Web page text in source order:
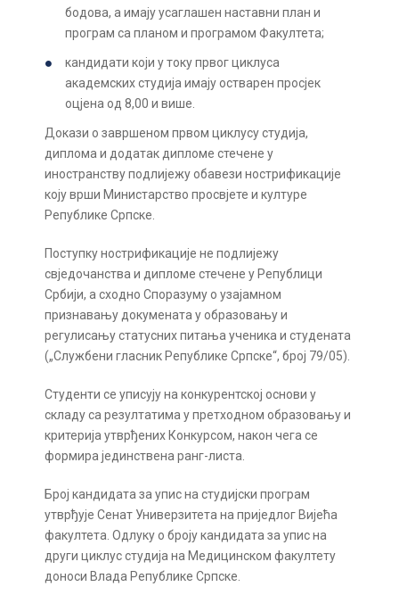
бодова, а имају усаглашен наставни план и
програм са планом и програмом Факултета;
кандидати који у току првог циклуса
академских студија имају остварен просјек
оцјена од 8,00 и више.
Докази о завршеном првом циклусу студија,
диплома и додатак дипломе стечене у
иностранству подлијежу обавези нострификације
коју врши Министарство просвјете и културе
Републике Српске.
Поступку нострификације не подлијежу
свједочанства и дипломе стечене у Републици
Србији, а сходно Споразуму о узајамном
признавању докумената у образовању и
регулисању статусних питања ученика и студената
(„Службени гласник Републике Српске“, број 79/05).
Студенти се уписују на конкурентској основи у
складу са резултатима у претходном образовању и
критерија утврђених Конкурсом, након чега се
формира јединствена ранг-листа.
Број кандидата за упис на студијски програм
утврђује Сенат Универзитета на приједлог Вијећа
факултета. Одлуку о броју кандидата за упис на
други циклус студија на Медицинском факултету
доноси Влада Републике Српске.